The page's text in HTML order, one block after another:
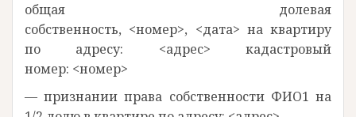
общая долевая
собственность, <номер>, <дата> на квартиру
по адресу: <адрес> кадастровый
номер: <номер>
— признании права собственности ФИО1 на